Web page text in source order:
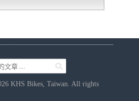
KHS Bikes, Taiwan. All rights